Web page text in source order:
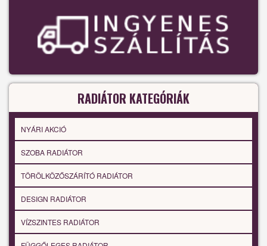
RADIÁTOR KATEGÓRIÁK
NYÁRI AKCIÓ
SZOBA RADIÁTOR
TÖRÖLKÖZŐSZÁRÍTÓ RADIÁTOR
DESIGN RADIÁTOR
VÍZSZINTES RADIÁTOR